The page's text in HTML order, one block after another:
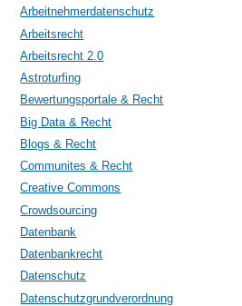
Arbeitnehmerdatenschutz
Arbeitsrecht
Arbeitsrecht 2.0
Astroturfing
Bewertungsportale & Recht
Big Data & Recht
Blogs & Recht
Communites & Recht
Creative Commons
Crowdsourcing
Datenbank
Datenbankrecht
Datenschutz
Datenschutzgrundverordnung